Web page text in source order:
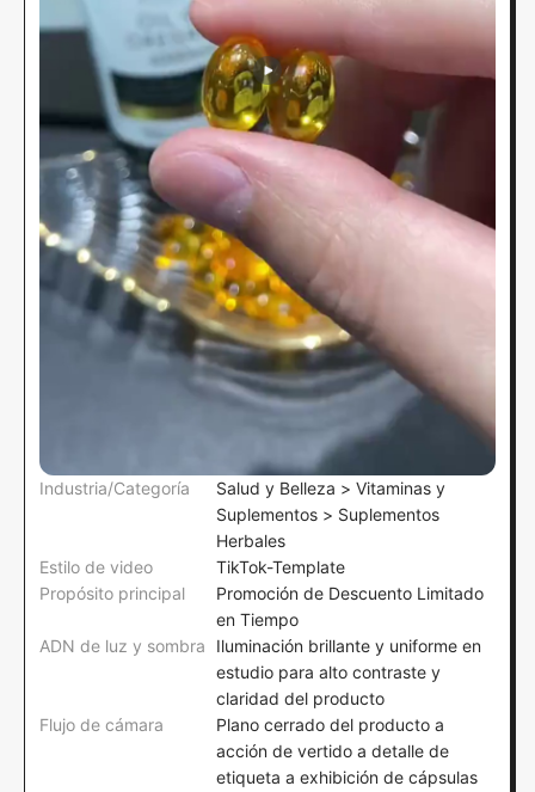
Industria/Categoría
Salud y Belleza > Vitaminas y
Suplementos > Suplementos
Herbales
Estilo de video
TikTok-Template
Propósito principal
Promoción de Descuento Limitado
en Tiempo
ADN de luz y sombra
Iluminación brillante y uniforme en
estudio para alto contraste y
claridad del producto
Flujo de cámara
Plano cerrado del producto a
acción de vertido a detalle de
etiqueta a exhibición de cápsulas